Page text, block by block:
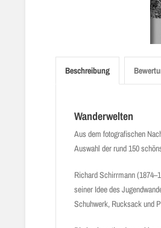
Beschreibung
Wanderwelten
Aus dem fotografischen
Auswahl der rund 150
Richard Schirrmann
seiner Idee des
Schuhwerk, Rucksack und